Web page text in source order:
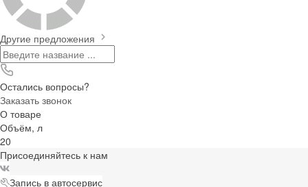
Другие предложения
Остались вопросы?
Заказать звонок
О товаре
Объём, л
20
Присоединяйтесь к нам
Запись в автосервис